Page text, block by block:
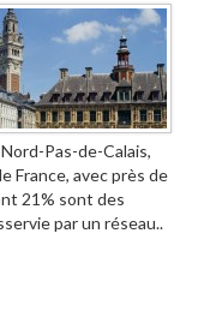
Pas-de-Calais,
France, avec près de
21% sont des
par un réseau..